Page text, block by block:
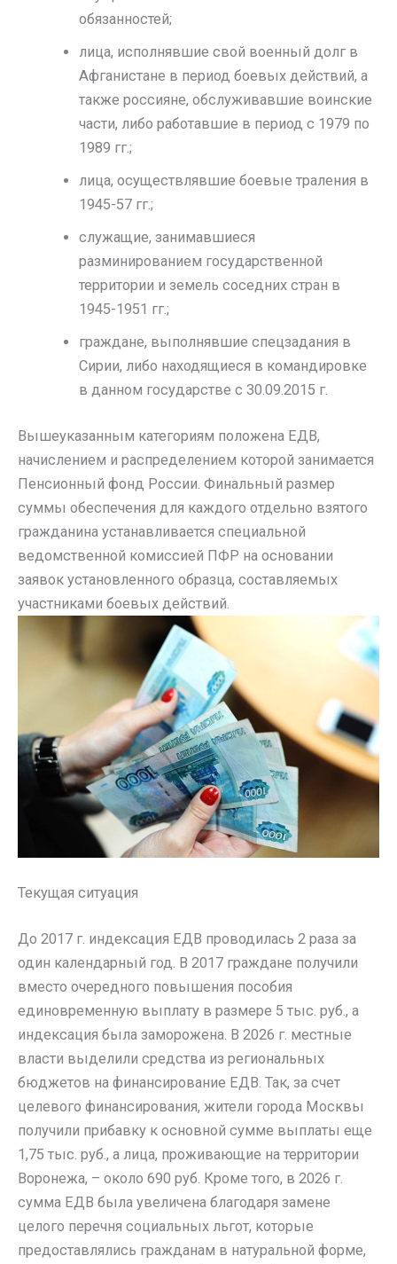
обязанностей;
лица, исполнявшие свой военный долг в
Афганистане в период боевых действий, а
также россияне, обслуживавшие воинские
части, либо работавшие в период с 1979 по
1989 гг.;
лица, осуществлявшие боевые траления в
1945-57 гг.;
служащие, занимавшиеся
разминированием государственной
территории и земель соседних стран в
1945-1951 гг.;
граждане, выполнявшие спецзадания в
Сирии, либо находящиеся в командировке
в данном государстве с 30.09.2015 г.
Вышеуказанным категориям положена ЕДВ,
начислением и распределением которой занимается
Пенсионный фонд России. Финальный размер
суммы обеспечения для каждого отдельно взятого
гражданина устанавливается специальной
ведомственной комиссией ПФР на основании
заявок установленного образца, составляемых
участниками боевых действий.
Текущая ситуация
До 2017 г. индексация ЕДВ проводилась 2 раза за
один календарный год. В 2017 граждане получили
вместо очередного повышения пособия
единовременную выплату в размере 5 тыс. руб., а
индексация была заморожена. В 2026 г. местные
власти выделили средства из региональных
бюджетов на финансирование ЕДВ. Так, за счет
целевого финансирования, жители города Москвы
получили прибавку к основной сумме выплаты еще
1,75 тыс. руб., а лица, проживающие на территории
Воронежа, – около 690 руб. Кроме того, в 2026 г.
сумма ЕДВ была увеличена благодаря замене
целого перечня социальных льгот, которые
предоставлялись гражданам в натуральной форме,